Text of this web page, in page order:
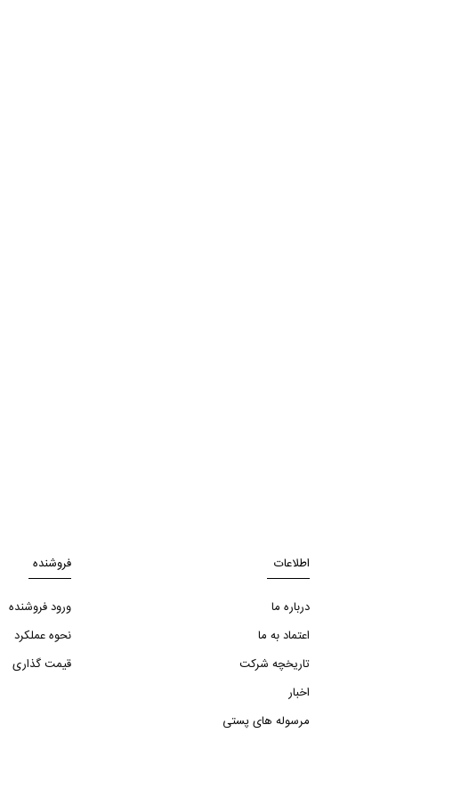
اطلاعات
درباره ما
اعتماد به ما
تاریخچه شرکت
اخبار
مرسوله های پستی
فروشنده
ورود فروشنده
نحوه عملکرد
قیمت گذاری